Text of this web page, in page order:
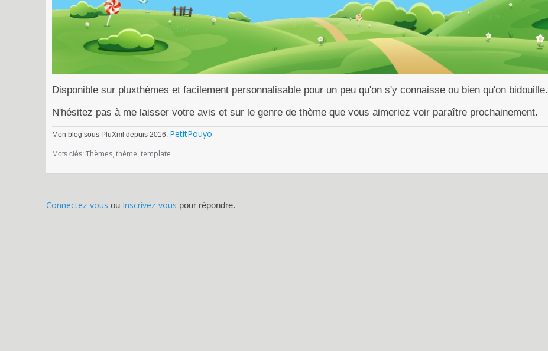
Disponible sur pluxthèmes et facilement personnalisable pour un peu qu'on s'y connaisse ou bien qu'on bidouille.
N'hésitez pas à me laisser votre avis et sur le genre de thème que vous aimeriez voir paraître prochainement.
Mon blog sous PluXml depuis 2016: PetitPouyo
Mots clés: Thèmes théme template
Connectez-vous ou Inscrivez-vous pour répondre.